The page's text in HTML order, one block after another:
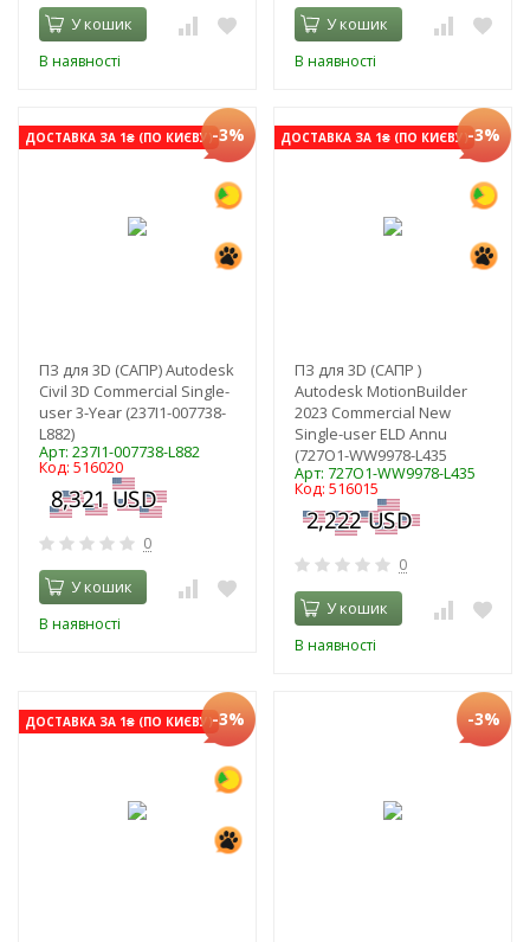
У кошик
В наявності
У кошик
В наявності
ДОСТАВКА ЗА 1₴ (ПО КИЄВУ)-3%
ПЗ для 3D (САПР) Autodesk
Civil 3D Commercial Single-
user 3-Year (237I1-007738-
L882)
Арт: 237I1-007738-L882
Код: 516020
0
У кошик
В наявності
ДОСТАВКА ЗА 1₴ (ПО КИЄВУ)-3%
ПЗ для 3D (САПР )
Autodesk MotionBuilder
2023 Commercial New
Single-user ELD Annu
(727O1-WW9978-L435
Арт: 727O1-WW9978-L435
Код: 516015
0
У кошик
В наявності
ДОСТАВКА ЗА 1₴ (ПО КИЄВУ)-3% -3%